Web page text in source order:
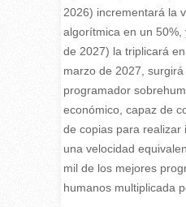
2026) incrementará la
algorítmica en un 50%,
de 2027) la triplicará
marzo de 2027, surgirá
programador
económico, capaz de
de copias para realizar
una velocidad
mil de los mejores
humanos multiplicada